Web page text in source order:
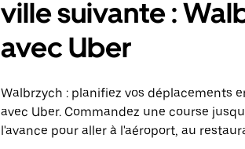
ville suivante :
avec Uber
Walbrzych : planifiez vos déplacements
avec Uber. Commandez une course
l'avance pour aller à l'aéroport, au